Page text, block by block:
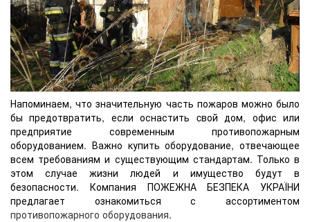
Напоминаем, что значительную часть пожаров можно было
бы предотвратить, если оснастить cвой дом, офис или
предприятие современным противопожарным
оборудованием. Важно купить оборудование, отвечающее
всем требованиям и существующим стандартам. Только в
этом случае жизни людей и имущество будут в
безопасности. Компания ПОЖЕЖНА БЕЗПЕКА УКРАЇНИ
предлагает ознакомиться с ассортиментом
противопожарного оборудования.